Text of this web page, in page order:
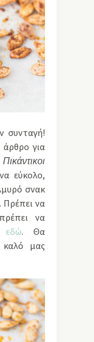
συνταγή!
άρθρο για
Πικάντικοι
εύκολο,
σνακ
Πρέπει να
να
εδώ. Θα
μας